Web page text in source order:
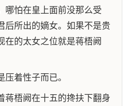
哪怕在皇上面前没那么受
后所出的嫡女。如果不是贵
在的太女之位就是蒋梧阙
着性子而已。
蒋梧阙在十五的搀扶下翻身